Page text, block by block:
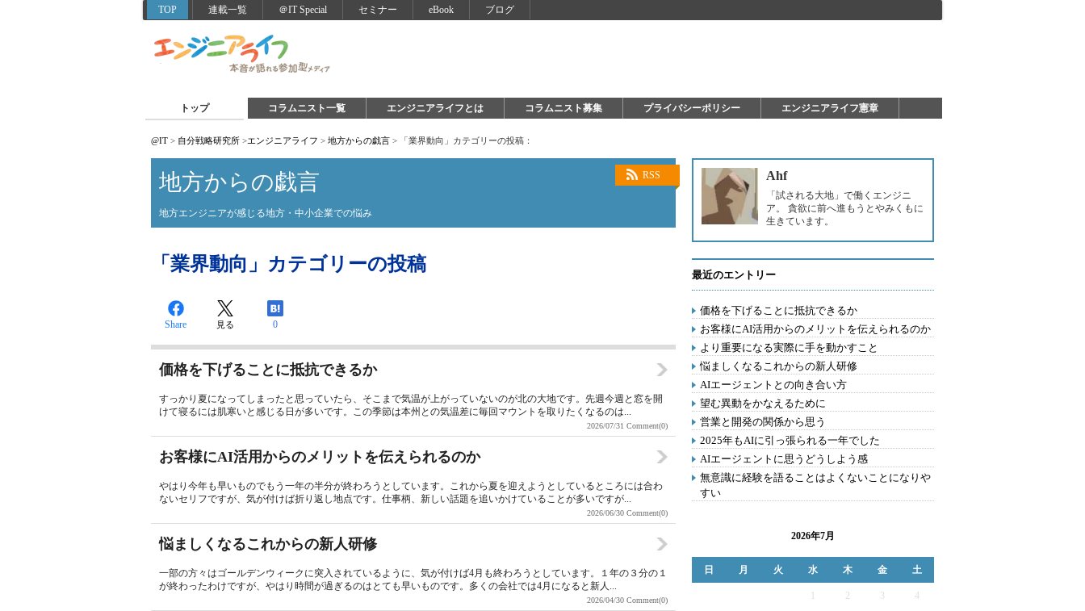
TOP 連載一覧 ＠IT Special セミナー eBook ブログ
トップ コラムニスト一覧 エンジニアライフとは コラムニスト募集 プライバシーポリシー エンジニアライフ憲章
@IT > 自分戦略研究所 >エンジニアライフ > 地方からの戯言 > 「業界動向」カテゴリーの投稿：
RSS
地方からの戯言
地方エンジニアが感じる地方・中小企業での悩み
「業界動向」カテゴリーの投稿
Share 見る 0
価格を下げることに抵抗できるか
すっかり夏になってしまったと思っていたら、そこまで気温が上がっていないのが北の大地です。先週今週と窓を開
けて寝るには肌寒いと感じる日が多いです。この季節は本州との気温差に毎回マウントを取りたくなるのは...
2026/07/31 Comment(0)
お客様にAI活用からのメリットを伝えられるのか
やはり今年も早いものでもう一年の半分が終わろうとしています。これから夏を迎えようとしているところには合わ
ないセリフですが、気が付けば折り返し地点です。仕事柄、新しい話題を追いかけていることが多いですが...
2026/06/30 Comment(0)
悩ましくなるこれからの新人研修
一部の方々はゴールデンウィークに突入されているように、気が付けば4月も終わろうとしています。１年の３分の１
が終わったわけですが、やはり時間が過ぎるのはとても早いものです。多くの会社では4月になると新人...
2026/04/30 Comment(0)
Ahf
「試される大地」で働くエンジニ
ア。 貪欲に前へ進もうとやみくもに
生きています。
最近のエントリー
価格を下げることに抵抗できるか
お客様にAI活用からのメリットを伝えられるのか
より重要になる実際に手を動かすこと
悩ましくなるこれからの新人研修
AIエージェントとの向き合い方
望む異動をかなえるために
営業と開発の関係から思う
2025年もAIに引っ張られる一年でした
AIエージェントに思うどうしよう感
無意識に経験を語ることはよくないことになりや
すい
2026年7月
日 月 火 水 木 金 土
2 3 4